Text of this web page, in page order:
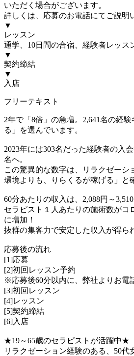
いただく場合がございます。
詳しくは、応募のお電話にてご説明
▼
レッスン
通学、10日間の合宿、経験者レッス
▼
契約締結
▼
入店
フリーテキスト
2年で「8倍」の急増。2,641名の経
る」を選んでいます。
2023年には303名だった経験者の入
名へ。
この驚異的な数字は、リラクゼーシ
環境よりも、りらくるが稼げる」と
60分あたりの収入は、2,088円～3,510
セラピスト１人あたりの施術数がコ
に増加！
抜群の集客力で安定した収入が得ら
応募後の流れ
[1]応募
[2]初回レッスン予約
※応募後60分以内に、弊社よりお電
[3]初回レッスン
[4]レッスン
[5]契約締結
[6]入店
★19～65歳のセラピストが活躍中★
リラクゼーション経験のある、50代